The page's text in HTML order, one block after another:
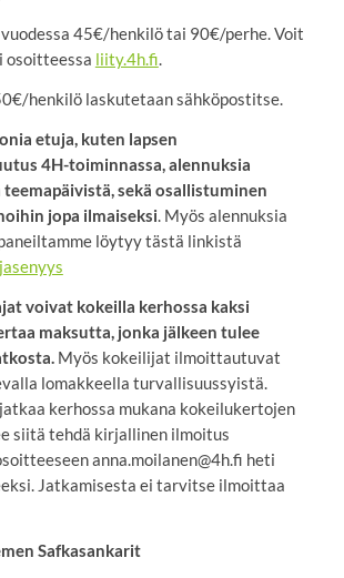
vuodessa 45€/henkilö tai 90€/perhe. Voit
osoitteessa liity.4h.fi.
henkilö laskutetaan sähköpostitse.
etuja, kuten lapsen
4H-toiminnassa, alennuksia
sekä osallistuminen
jopa ilmaiseksi. Myös alennuksia
löytyy tästä linkistä
voivat kokeilla kerhossa kaksi
maksutta, jonka jälkeen tulee
Myös kokeilijat ilmoittautuvat
lomakkeella turvallisuussyistä.
kerhossa mukana kokeilukertojen
siitä tehdä kirjallinen ilmoitus
anna.moilanen@4h.fi heti
Jatkamisesta ei tarvitse ilmoittaa
Safkasankarit